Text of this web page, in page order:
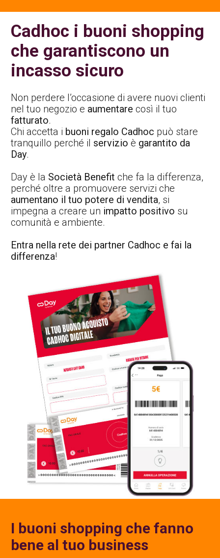
Cadhoc i buoni shopping
che garantiscono un
incasso sicuro
Non perdere l’occasione di avere nuovi clienti
nel tuo negozio e aumentare così il tuo
fatturato.
Chi accetta i buoni regalo Cadhoc può stare
tranquillo perché il servizio è garantito da
Day.
Day è la Società Benefit che fa la differenza,
perché oltre a promuovere servizi che
aumentano il tuo potere di vendita, si
impegna a creare un impatto positivo su
comunità e ambiente.
Entra nella rete dei partner Cadhoc e fai la
differenza!
I buoni shopping che fanno
bene al tuo business